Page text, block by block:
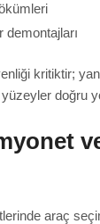
demontajları
kritiktir;
doğru
araç